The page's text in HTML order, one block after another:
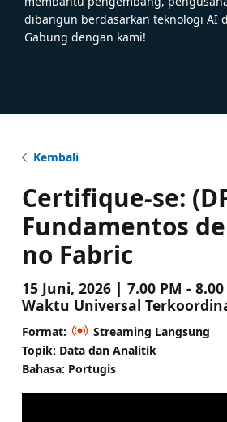
dibangun berdasarkan teknologi AI
Gabung dengan kami!
Kembali
Certifique-se:
Fundamentos
no Fabric
15 Juni, 2026 | 7.00 PM - 8.00
Waktu Universal
Format:
Streaming Langsung
Topik: Data dan Analitik
Bahasa: Portugis